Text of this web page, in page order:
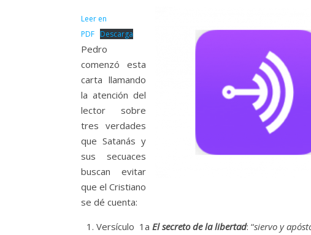
Leer en
PDF Descarga
Pedro
comenzó esta
carta llamando
la atención del
lector sobre
tres verdades
que Satanás y
sus secuaces
buscan evitar
que el Cristiano
se dé cuenta:
Versículo 1a El secreto de la libertad: “siervo y